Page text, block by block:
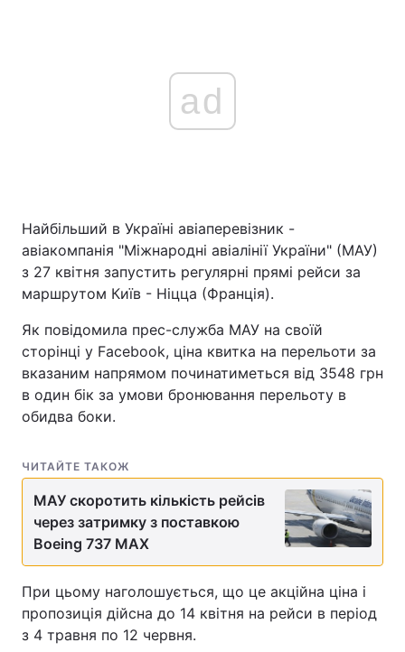
ad
Найбільший в Україні авіаперевізник -
авіакомпанія "Міжнародні авіалінії України" (МАУ)
з 27 квітня запустить регулярні прямі рейси за
маршрутом Київ - Ніцца (Франція).
Як повідомила прес-служба МАУ на своїй
сторінці у Facebook, ціна квитка на перельоти за
вказаним напрямом починатиметься від 3548 грн
в один бік за умови бронювання перельоту в
обидва боки.
ЧИТАЙТЕ ТАКОЖ
МАУ скоротить кількість рейсів
через затримку з поставкою
Boeing 737 MAX
При цьому наголошується, що це акційна ціна і
пропозиція дійсна до 14 квітня на рейси в період
з 4 травня по 12 червня.